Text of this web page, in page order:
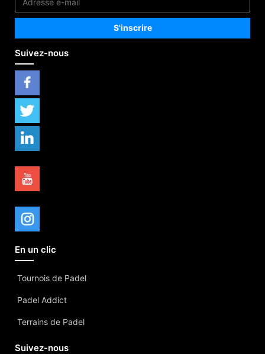
Suivez-nous
En un clic
Tournois de Padel
Padel Addict
Terrains de Padel
Suivez-nous